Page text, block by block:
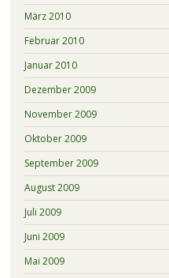
März 2010
Februar 2010
Januar 2010
Dezember 2009
November 2009
Oktober 2009
September 2009
August 2009
Juli 2009
Juni 2009
Mai 2009